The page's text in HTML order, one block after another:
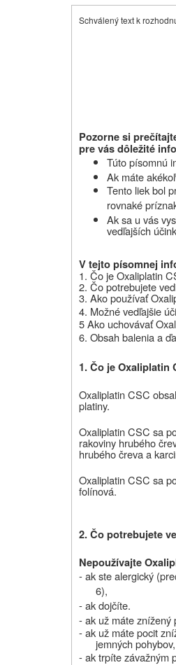
Schválený text k
Pozorne si
pre vás dôležité
Túto písomnú
Ak máte
Tento liek bol
rovnaké
Aksa u vás
vedľajších
V tejto písomnej
1. Čo jeOxaliplatin
2. Čo potrebujete
3. Ako používať
4. Možné vedľajšie
5 Ako uchovávať
6. Obsah balenia a
1. Čo je Oxaliplatin
Oxaliplatin CSC
platiny.
Oxaliplatin CSC sa
rakoviny hrubého
hrubého čreva a
Oxaliplatin CSC sa
folínová.
2. Čo potrebujete
Nepoužívajte
- ak ste alergický
6),
- ak dojčíte.
- ak už máte znížený
- ak už máte pocit
jemných
- ak trpíte závažným